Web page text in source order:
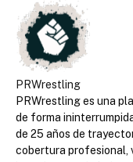
PRWrestling
PRWrestling es una
de forma
de 25 años de
cobertura profesional,